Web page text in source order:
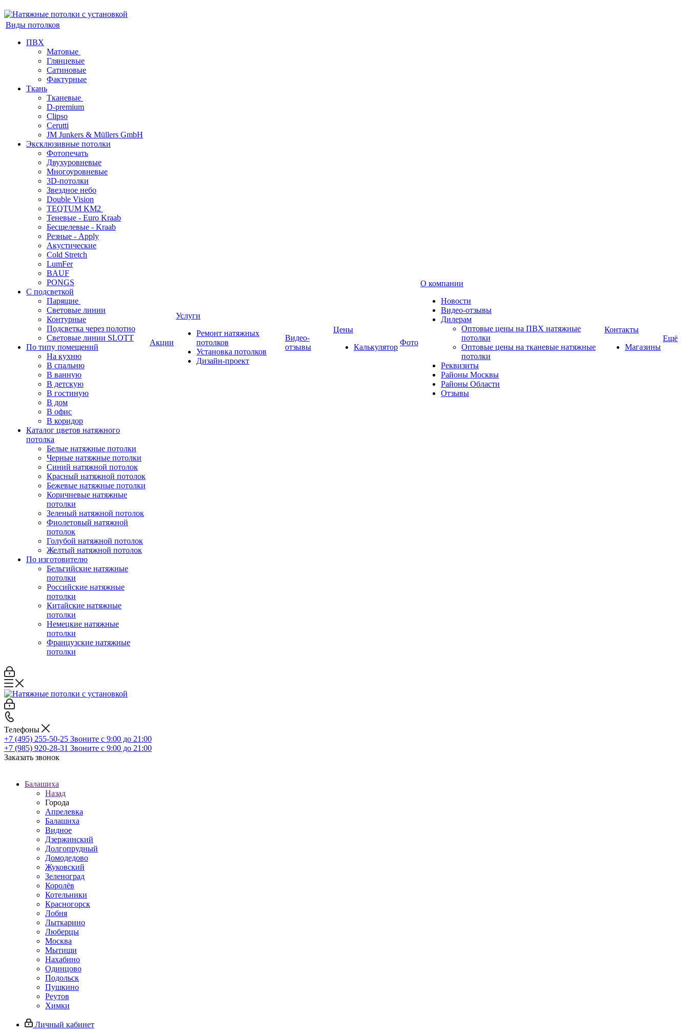
Виды потолков
ПВХ
Матовые
Глянцевые
Сатиновые
Фактурные
Ткань
Тканевые
D-premium
Clipso
Cerutti
JM Junkers & Müllers GmbH
Эксклюзивные потолки
Фотопечать
Двухуровневые
Многоуровневые
3D-потолки
Звездное небо
Double Vision
TEQTUM KM2
Теневые - Euro Kraab
Бесщелевые - Kraab
Резные - Apply
Акустические
Cold Stretch
LumFer
BAUF
PONGS
С подсветкой
Парящие
Световые линии
Контурные
Подсветка через полотно
Световые линии SLOTT
По типу помещений
На кухню
В спальню
В ванную
В детскую
В гостиную
В дом
В офис
В коридор
Каталог цветов натяжного
потолка
Белые натяжные потолки
Черные натяжные потолки
Синий натяжной потолок
Красный натяжной потолок
Бежевые натяжные потолки
Коричневые натяжные
потолки
Зеленый натяжной потолок
Фиолетовый натяжной
потолок
Голубой натяжной потолок
Желтый натяжной потолок
По изготовителю
Бельгийские натяжные
потолки
Российские натяжные
потолки
Китайские натяжные
потолки
Немецкие натяжные
потолки
Французские натяжные
потолки
Акции
Услуги
Ремонт натяжных
потолков
Установка потолков
Дизайн-проект
Видео-
отзывы
Цены
Калькулятор
Фото
О компании
Новости
Видео-отзывы
Дилерам
Оптовые цены на ПВХ натяжные
потолки
Оптовые цены на тканевые натяжные
потолки
Реквизиты
Районы Москвы
Районы Области
Отзывы
Контакты
Магазины
Ещё
Телефоны
+7 (495) 255-50-25 Звоните с 9:00 до 21:00
+7 (985) 920-28-31 Звоните с 9:00 до 21:00
Заказать звонок
Балашиха
Назад
Города
Апрелевка
Балашиха
Видное
Дзержинский
Долгопрудный
Домодедово
Жуковский
Зеленоград
Королёв
Котельники
Красногорск
Лобня
Лыткарино
Люберцы
Москва
Мытищи
Нахабино
Одинцово
Подольск
Пушкино
Реутов
Химки
Личный кабинет